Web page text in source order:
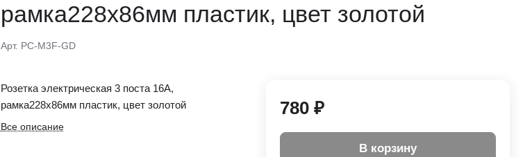
рамка228х86мм пластик, цвет золотой
Арт. PC-M3F-GD
Розетка электрическая 3 поста 16А,
рамка228х86мм пластик, цвет золотой
Все описание
780 ₽
В корзину